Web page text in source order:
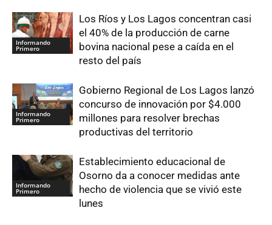
Informando
Primero
Los Ríos y Los Lagos concentran casi
el 40% de la producción de carne
bovina nacional pese a caída en el
resto del país
Informando
Primero
Gobierno Regional de Los Lagos lanzó
concurso de innovación por $4.000
millones para resolver brechas
productivas del territorio
Informando
Primero
Establecimiento educacional de
Osorno da a conocer medidas ante
hecho de violencia que se vivió este
lunes